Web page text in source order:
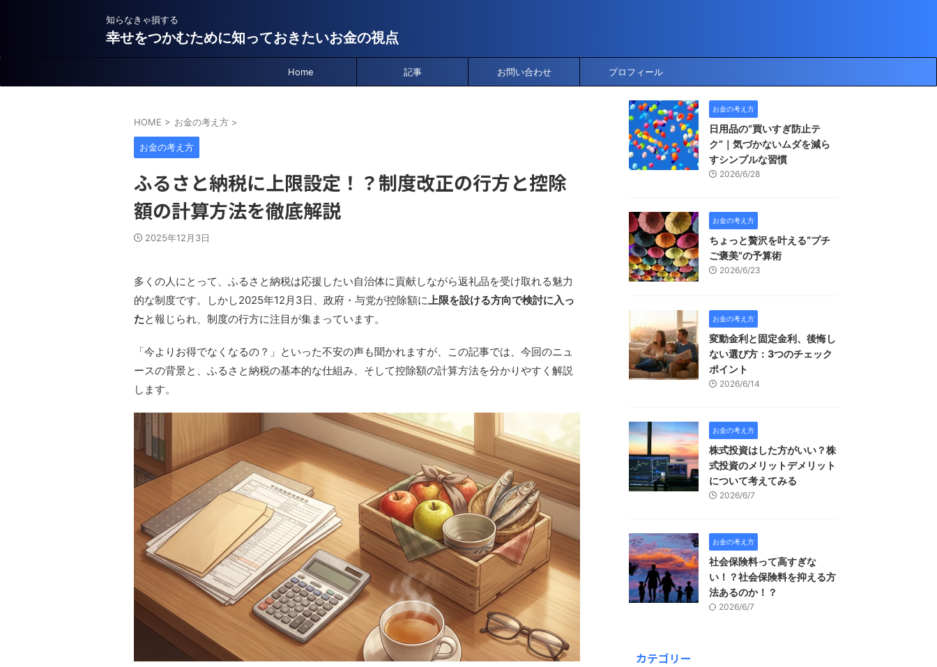
知らなきゃ損する
幸せをつかむために知っておきたいお金の視点
Home 記事 お問い合わせ プロフィール
HOME > お金の考え方 >
お金の考え方
ふるさと納税に上限設定！？制度改正の行方と控除
額の計算方法を徹底解説
2025年12月3日
多くの人にとって、ふるさと納税は応援したい自治体に貢献しながら返礼品を受け取れる魅力
的な制度です。しかし2025年12月3日、政府・与党が控除額に上限を設ける方向で検討に入っ
たと報じられ、制度の行方に注目が集まっています。
「今よりお得でなくなるの？」といった不安の声も聞かれますが、この記事では、今回のニュ
ースの背景と、ふるさと納税の基本的な仕組み、そして控除額の計算方法を分かりやすく解説
します。
お金の考え方
日用品の“買いすぎ防止テ
ク”｜気づかないムダを減ら
すシンプルな習慣
2026/6/28
お金の考え方
ちょっと贅沢を叶える“プチ
ご褒美”の予算術
2026/6/23
お金の考え方
変動金利と固定金利、後悔し
ない選び方：3つのチェック
ポイント
2026/6/14
お金の考え方
株式投資はした方がいい？株
式投資のメリットデメリット
について考えてみる
2026/6/7
お金の考え方
社会保険料って高すぎな
い！？社会保険料を抑える方
法あるのか！？
2026/6/7
カテゴリー